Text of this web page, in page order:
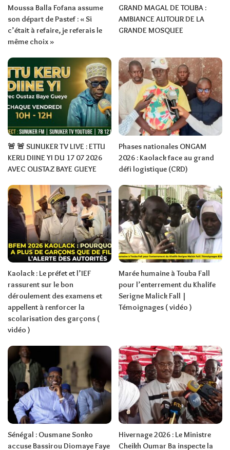
Moussa Balla Fofana assume
son départ de Pastef : « Si
c’était à refaire, je referais le
même choix »
GRAND MAGAL DE TOUBA :
AMBIANCE AUTOUR DE LA
GRANDE MOSQUEE
🚨 🚨 SUNUKER TV LIVE : ETTU
KERU DIINE YI DU 17 07 2026
AVEC OUSTAZ BAYE GUEYE
Phases nationales ONGAM
2026 : Kaolack face au grand
défi logistique (CRD)
Kaolack : Le préfet et l’IEF
rassurent sur le bon
déroulement des examens et
appellent à renforcer la
scolarisation des garçons (
vidéo )
Marée humaine à Touba Fall
pour l’enterrement du Khalife
Serigne Malick Fall |
Témoignages ( vidéo )
Sénégal : Ousmane Sonko
accuse Bassirou Diomaye Faye
Hivernage 2026 : Le Ministre
Cheikh Oumar Ba inspecte la